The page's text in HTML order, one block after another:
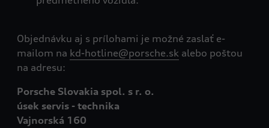
Objednávku aj s prílohami je možné zaslať e-
mailom na kd-hotline@porsche.sk alebo poštou
na adresu:
Porsche Slovakia spol. s r. o.
úsek servis - technika
Vajnorská 160